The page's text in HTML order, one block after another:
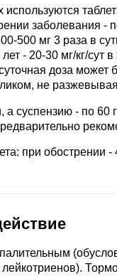
заболевания -
500 мг 3 раза в
- 20-30 мг/кг/сут
доза может
не
а суспензию - по 60
при обострении
лейкотриенов).